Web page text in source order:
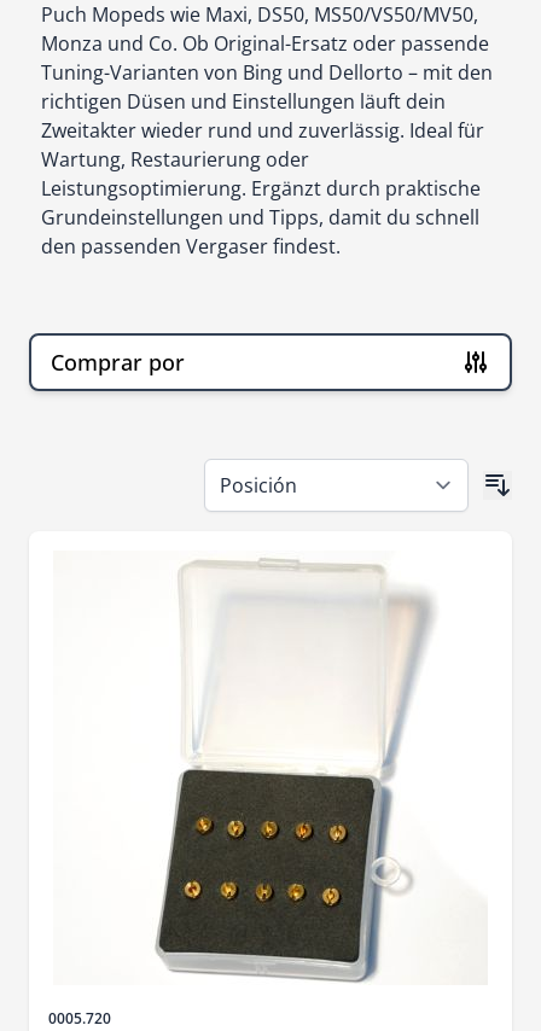
Puch Mopeds wie Maxi, DS50, MS50/VS50/MV50,
Monza und Co. Ob Original-Ersatz oder passende
Tuning-Varianten von Bing und Dellorto – mit den
richtigen Düsen und Einstellungen läuft dein
Zweitakter wieder rund und zuverlässig. Ideal für
Wartung, Restaurierung oder
Leistungsoptimierung. Ergänzt durch praktische
Grundeinstellungen und Tipps, damit du schnell
den passenden Vergaser findest.
Comprar por
SKU
0005.720